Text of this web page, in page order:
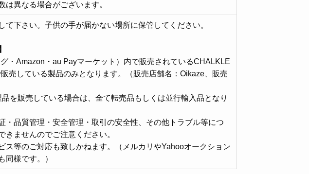
異なる場合がございます。
下さい。子供の手が届かない場所に保管してください。
・Amazon・au Payマーケット）内で販売されているCHALKLE
売している製品のみとなります。（販売店舗名：Oikaze、販売
を販売している場合は、全て転売品もしくは並行輸入品となり
・品質管理・安全管理・取引の安全性、その他トラブル等につ
ませんのでご注意ください。
ス等のご対応も致しかねます。（メルカリやYahooオークション
同様です。）